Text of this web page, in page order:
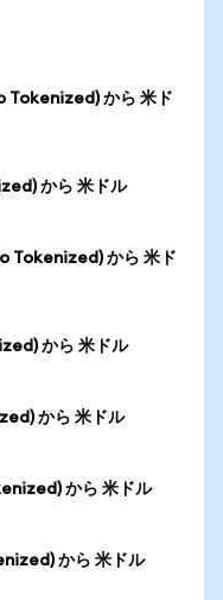
Tokenized) から 米ド
から 米ドル
Tokenized) から 米ド
から 米ドル
から 米ドル
から 米ドル
から 米ドル